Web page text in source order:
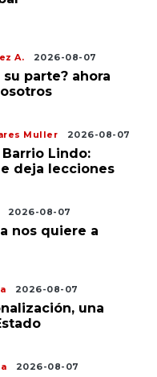
A. 2026-08-07
parte? ahora
Muller 2026-08-07
Lindo:
deja lecciones
2026-08-07
nos quiere a
2026-08-07
una
2026-08-07